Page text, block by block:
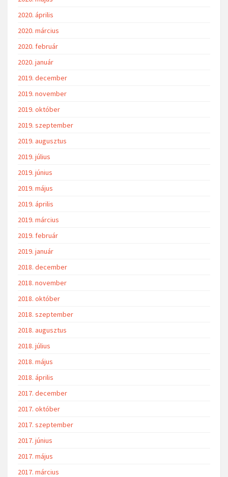
2020. április
2020. március
2020. február
2020. január
2019. december
2019. november
2019. október
2019. szeptember
2019. augusztus
2019. július
2019. június
2019. május
2019. április
2019. március
2019. február
2019. január
2018. december
2018. november
2018. október
2018. szeptember
2018. augusztus
2018. július
2018. május
2018. április
2017. december
2017. október
2017. szeptember
2017. június
2017. május
2017. március